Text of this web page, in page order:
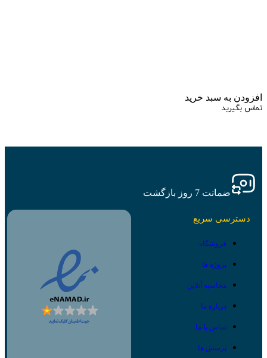
به سبد خرید
بگیرید
ضمانت 7 روز بازگشت
دسترسی سریع
فروشگاه
پروژه ها
محاسبه آنلاین
درباره ما
تماس با ما
پرسش ها